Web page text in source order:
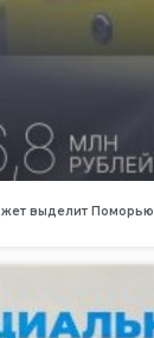
выделит Поморью